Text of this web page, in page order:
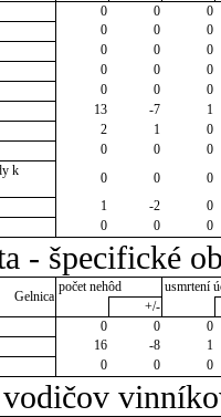
0 0
0
0 0
0
0 0
0
0 0
0
0 0
0
13 -7
1
2 1
0
0 0
0
k
0 0
0
1 -2
0
0 0 0
- špecifické
Gelnica
počet nehôd
usmrtení
+/-
0 0
0
16 -8
1
0 0 0